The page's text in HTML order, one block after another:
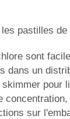
pastilles de
sont
dans un
pour
sur